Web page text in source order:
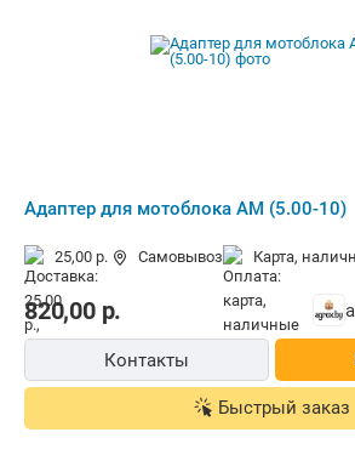
Адаптер для мотоблока АМ (5.00-10)
25,00 р. Самовывоз карта,
820,00р.
Контакты
Быстрый заказ